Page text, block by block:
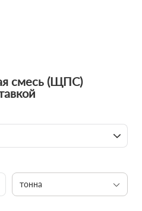
смесь (ЩПС)
тонна